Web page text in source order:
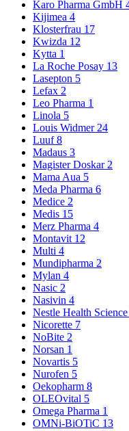
Karo Pharma GmbH
Kijimea 4
Klosterfrau 17
Kwizda 12
Kytta 1
La Roche Posay 13
Lasepton 5
Lefax 2
Leo Pharma 1
Linola 5
Louis Widmer24
Luuf8
Madaus 3
Magister Doskar2
Mama Aua 5
Meda Pharma 6
Medice 2
Medis 15
Merz Pharma 4
Montavit 12
Multi 4
Mundipharma 2
Mylan 4
Nasic 2
Nasivin 4
Nestle Health Science
Nicorette 7
NoBite 2
Norsan 1
Novartis 5
Nurofen 5
Oekopharm 8
OLEOvital 5
Omega Pharma 1
OMNi-BiOTiC 13